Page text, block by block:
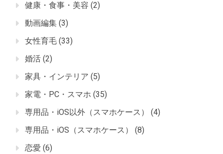
健康・食事・美容 (2)
動画編集 (3)
女性育毛 (33)
婚活 (2)
家具・インテリア (5)
家電・PC・スマホ (35)
専用品・iOS以外（スマホケース）
(4)
専用品・iOS（スマホケース）
(8)
恋愛 (6)